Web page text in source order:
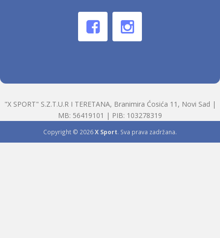
"X SPORT" S.Z.T.U.R I TERETANA, Branimira Ćosića 11, Novi Sad |
MB: 56419101 | PIB: 103278319
Copyright © 2026X Sport. Sva prava zadržana.